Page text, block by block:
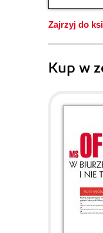
Zajrzyj do
Kup w